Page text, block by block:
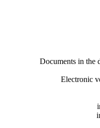
Documents in the
Electronic